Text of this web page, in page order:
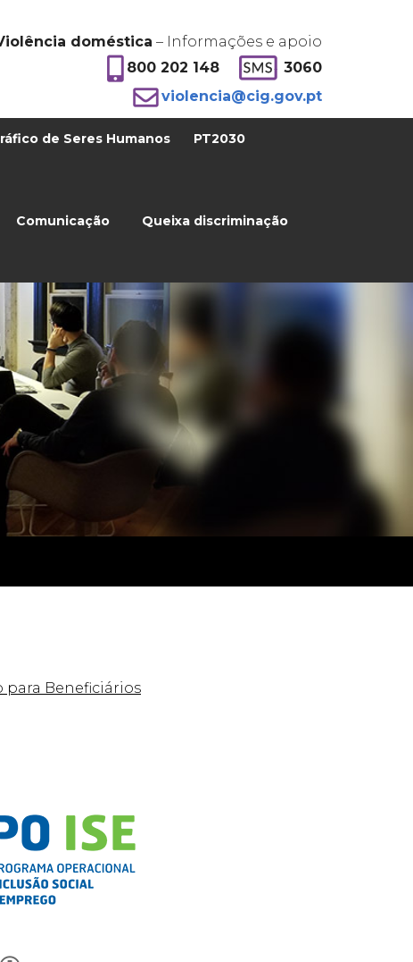
doméstica – Informações e apoio
800 202 148
3060
violencia@cig.gov.pt
de Seres Humanos PT2030
Comunicação Queixa discriminação
para Beneficiários